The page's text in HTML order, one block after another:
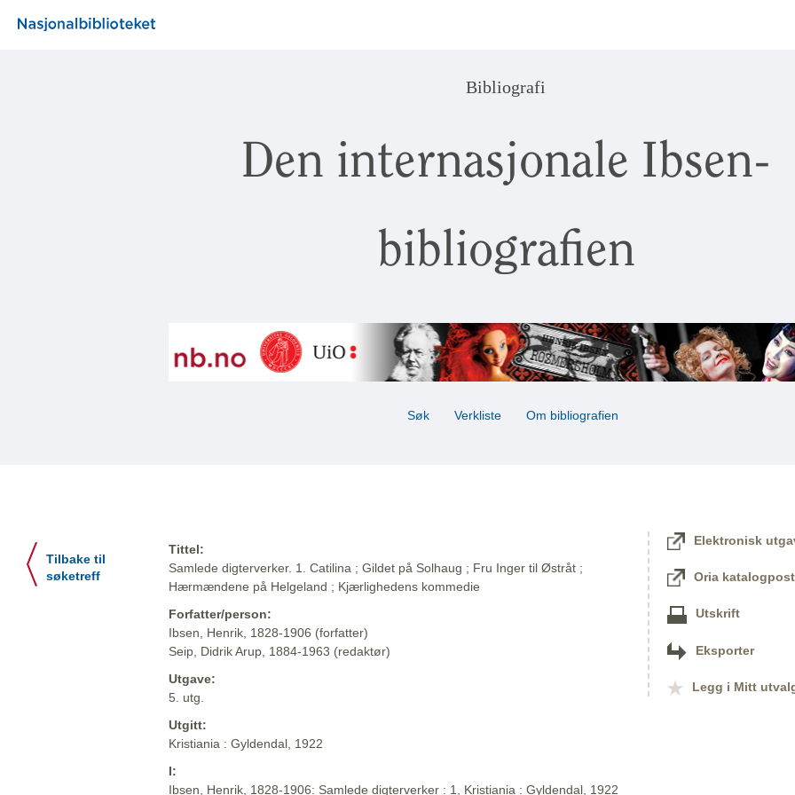
Bibliografi
Den internasjonale Ibsen-
bibliografien
Søk Verkliste Om bibliografien
Tilbake til
søketreff
Tittel:
Samlede digterverker. 1. Catilina ; Gildet på Solhaug ; Fru Inger til Østråt ;
Hærmændene på Helgeland ; Kjærlighedens kommedie
Forfatter/person:
Ibsen, Henrik, 1828-1906 (forfatter)
Seip, Didrik Arup, 1884-1963 (redaktør)
Utgave:
5. utg.
Utgitt:
Kristiania : Gyldendal, 1922
I:
Ibsen, Henrik, 1828-1906: Samlede digterverker : 1, Kristiania : Gyldendal, 1922
Elektronisk
Oria katalogpost
Utskrift
Eksporter
Legg i Mitt